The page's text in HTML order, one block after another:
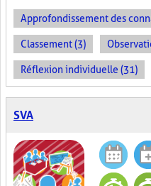
Approfondissement des
Classement (3)
Réflexion individuelle (31)
SVA